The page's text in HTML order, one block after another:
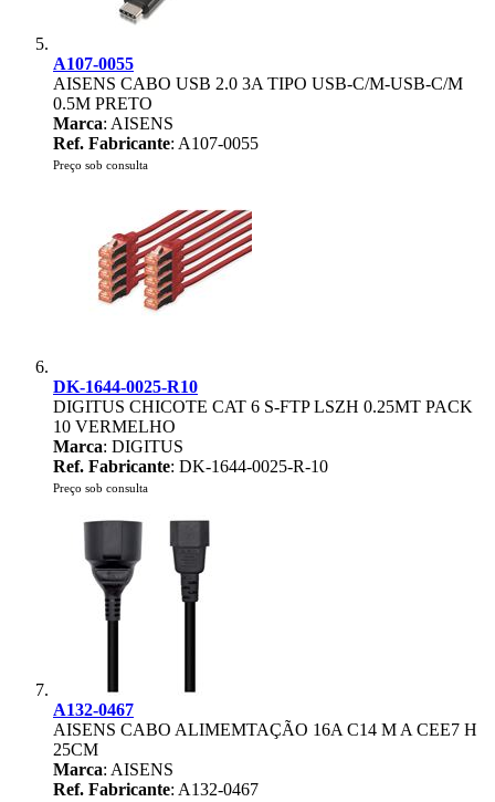
A107-0055
AISENS CABO USB 2.0 3A TIPO USB-C/M-USB-C/M
0.5M PRETO
Marca: AISENS
Ref. Fabricante: A107-0055
Preço sob consulta
DK-1644-0025-R10
DIGITUS CHICOTE CAT 6 S-FTP LSZH 0.25MT PACK
10 VERMELHO
Marca: DIGITUS
Ref. Fabricante: DK-1644-0025-R-10
Preço sob consulta
A132-0467
AISENS CABO ALIMEMTAÇÃO 16A C14 M A CEE7 H
25CM
Marca: AISENS
Ref. Fabricante: A132-0467